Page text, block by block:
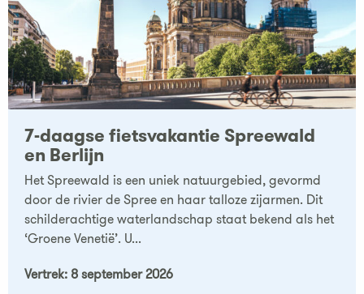
7-daagse fietsvakantie Spreewald
en Berlijn
Het Spreewald is een uniek natuurgebied, gevormd
door de rivier de Spree en haar talloze zijarmen. Dit
schilderachtige waterlandschap staat bekend als het
‘Groene Venetië’. U...
Vertrek: 8 september 2026